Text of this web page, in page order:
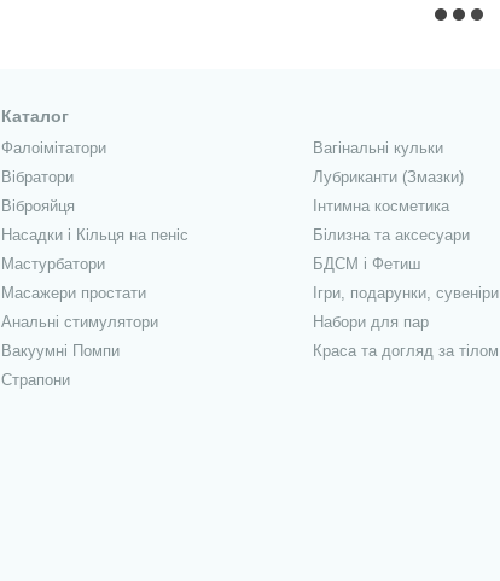
Каталог
Фалоімітатори
Вібратори
Віброяйця
Насадки і Кільця на пеніс
Мастурбатори
Масажери простати
Анальні стимулятори
Вакуумні Помпи
Страпони
Вагінальні кульки
Лубриканти (Змазки)
Інтимна косметика
Білизна та аксесуари
БДСМ і Фетиш
Ігри, подарунки, сувеніри
Набори для пар
Краса та догляд за тілом